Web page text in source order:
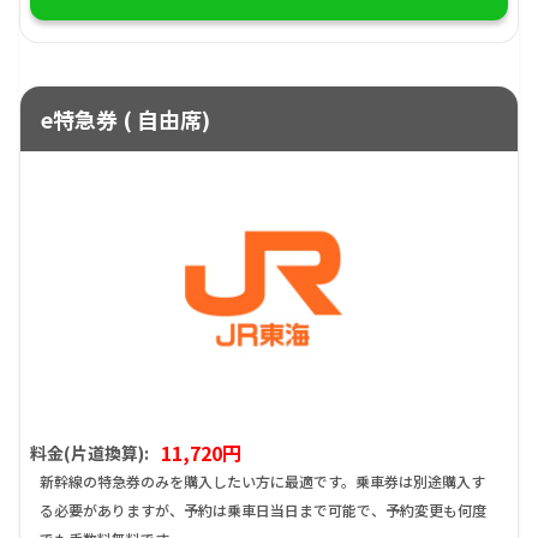
e特急券 ( 自由席)
料金(片道換算): 11,720円
新幹線の特急券のみを購入したい方に最適です。乗車券は別途購入す
る必要がありますが、予約は乗車日当日まで可能で、予約変更も何度